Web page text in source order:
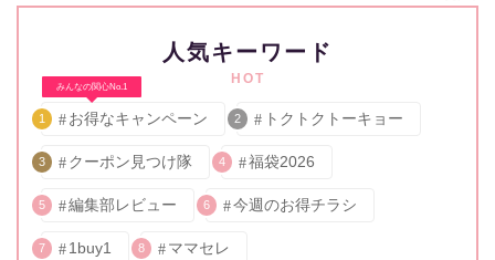
人気キーワード
HOT
みんなの関心No.1
1 お得なキャンペーン 2 トクトクトーキョー
3 クーポン見つけ隊 4 福袋2026
5 編集部レビュー 6 今週のお得チラシ
7 1buy1 8 ママセレ